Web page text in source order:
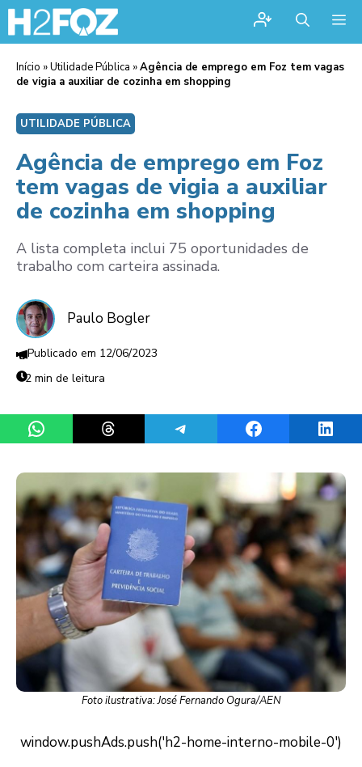
Início »Utilidade Pública »Agência de emprego em Foz tem vagas
de vigia a auxiliar de cozinha em shopping
UTILIDADE PÚBLICA
Agência de emprego em Foz
tem vagas de vigia a auxiliar
de cozinha em shopping
A lista completa inclui 75 oportunidades de
trabalho com carteira assinada.
Paulo Bogler
12/06/2023
2 min de leitura
Share on WhatsAppShare on ThreadsShare on TelegramShare on Facebook
Foto ilustrativa: José Fernando Ogura/AEN